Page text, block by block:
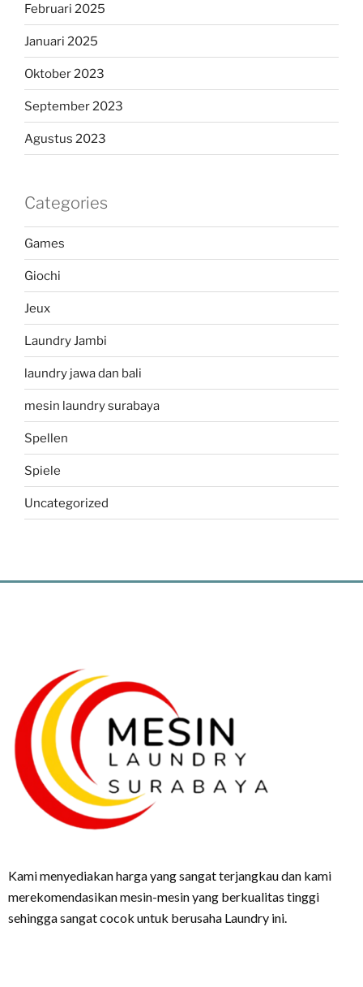
Februari 2025
Januari 2025
Oktober 2023
September 2023
Agustus 2023
Categories
Games
Giochi
Jeux
Laundry Jambi
laundry jawa dan bali
mesin laundry surabaya
Spellen
Spiele
Uncategorized
Kami menyediakan harga yang sangat terjangkau dan kami
merekomendasikan mesin-mesin yang berkualitas tinggi
sehingga sangat cocok untuk berusaha Laundry ini.